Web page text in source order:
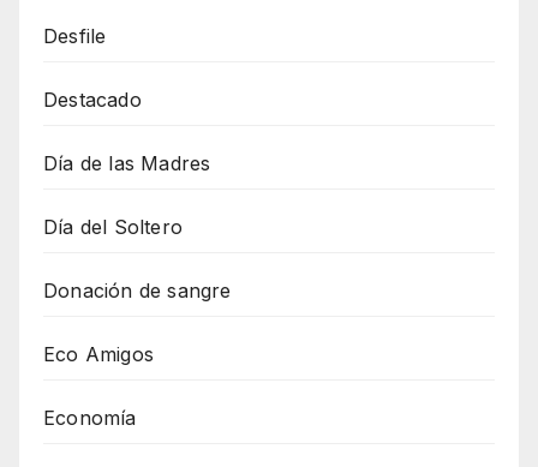
Desfile
Destacado
Día de las Madres
Día del Soltero
Donación de sangre
Eco Amigos
Economía